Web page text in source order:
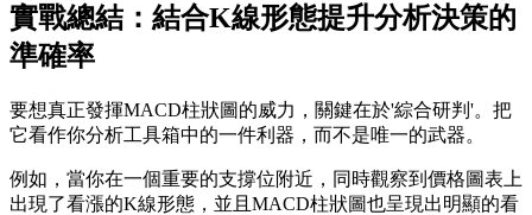
實戰總結：結合K線形態提升分析決策的
準確率
要想真正發揮MACD柱狀圖的威力，關鍵在於'綜合研判'。把
它看作你分析工具箱中的一件利器，而不是唯一的武器。
例如，當你在一個重要的支撐位附近，同時觀察到價格圖表上
出現了看漲的K線形態，並且MACD柱狀圖也呈現出明顯的看